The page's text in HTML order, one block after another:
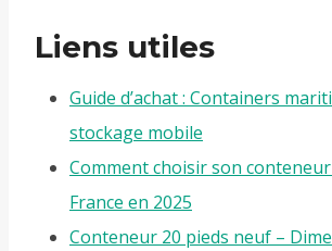
Liens utiles
Guide d’achat : Containers
stockage mobile
Comment choisir son
France en 2025
Conteneur 20 pieds neuf –